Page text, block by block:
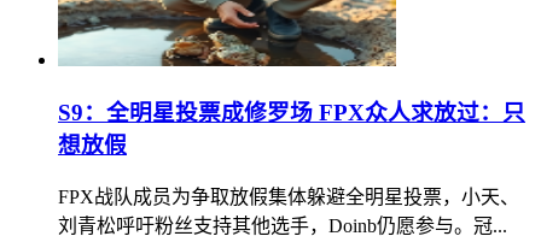
S9：全明星投票成修罗场 FPX众人求放过：只
想放假
FPX战队成员为争取放假集体躲避全明星投票，小天、
刘青松呼吁粉丝支持其他选手，Doinb仍愿参与。冠...